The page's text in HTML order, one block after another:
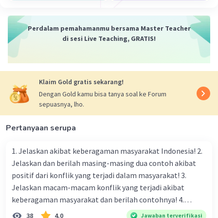
keinginan manusia yang tidak terbatas. Dalam
konteks ekonomi, kelangkaan menciptakan
bijaksana karena tidak semua kebutuhan atau
keinginan dapat dipenuhi.
Kelangkaan menciptakan dasar bagi konsep
ekonomi, memotivasi konsep-konsep seperti
alokasi sumber daya, efisiensi, dan
kelangkaan, masyarakat harus membuat trade-
off atau memprioritaskan penggunaan sumber
daya untuk memaksimalkan kepuasan dan
manfaat. Kelangkaan adalah fenomena yang
mendasari studi ilmu ekonomi dan memengaruhi
pengambilan keputusan ekonomi sehari-hari.
Perdalam pemahamanmu bersama Master Teacher
di sesi Live Teaching, GRATIS!
Klaim Gold gratis sekarang!
Dengan Gold kamu bisa tanya soal ke Forum
sepuasnya, lho.
Pertanyaan serupa
1. Jelaskan akibat keberagaman masyarakat Indonesia! 2.
Jelaskan dan berilah masing-masing dua contoh akibat
positif dari konflik yang terjadi dalam masyarakat! 3.
Jelaskan macam-macam konflik yang terjadi akibat
keberagaman masyarakat dan berilah contohnya! 4.
Mengapa dalam masyarakat yang memiliki keberagaman
38 4.0 Jawaban terverifikasi